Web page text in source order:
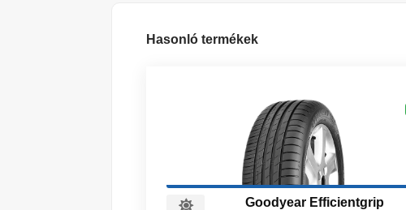
Hasonló termékek
Goodyear Efficientgrip